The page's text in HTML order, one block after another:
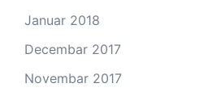
Januar 2018
Decembar 2017
Novembar 2017